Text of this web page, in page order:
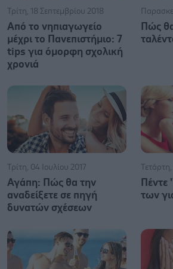
Τρίτη, 18 Σεπτεμβρίου 2018
Από το νηπιαγωγείο
μέχρι το Πανεπιστήμιο: 7
tips για όμορφη σχολική
χρονιά
Πώς
Τρίτη, 04 Ιουλίου 2017
Αγάπη: Πώς θα την
αναδείξετε σε πηγή
δυνατών σχέσεων
Πέντε
των